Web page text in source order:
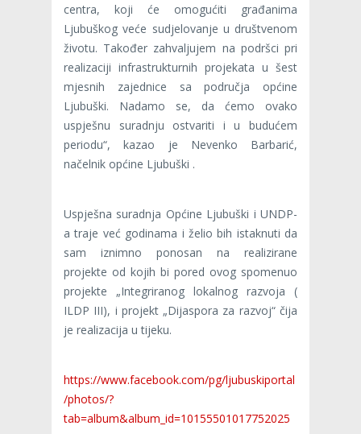
centra, koji će omogućiti građanima
Ljubuškog veće sudjelovanje u društvenom
životu. Također zahvaljujem na podršci pri
realizaciji infrastrukturnih projekata u šest
mjesnih zajednice sa područja općine
Ljubuški. Nadamo se, da ćemo ovako
uspješnu suradnju ostvariti i u budućem
periodu“, kazao je Nevenko Barbarić,
načelnik općine Ljubuški .
Uspješna suradnja Općine Ljubuški i UNDP-
a traje već godinama i želio bih istaknuti da
sam iznimno ponosan na realizirane
projekte od kojih bi pored ovog spomenuo
projekte „Integriranog lokalnog razvoja (
ILDP III), i projekt „Dijaspora za razvoj“ čija
je realizacija u tijeku.
https://www.facebook.com/pg/ljubuskiportal
/photos/?
tab=album&album_id=10155501017752025